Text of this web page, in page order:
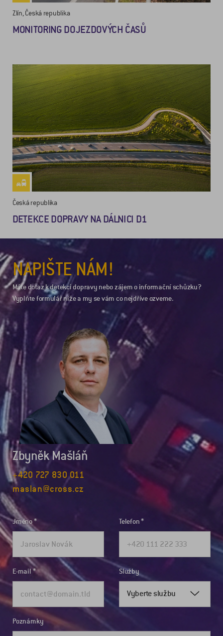
Zlín, Česká republika
MONITORING DOJEZDOVÝCH ČASŮ
Česká republika
DETEKCE DOPRAVY NA DÁLNICI D1
NAPIŠTE NÁM!
Máte dotaz k detekci dopravy nebo zájem o informační schůzku?
Vyplňte formulář níže a my se vám co nejdříve ozveme.
Zbyněk Mašláň
+420 727 830 011
maslan@cross.cz
Jméno Telefon
E-mail Služby
Vyberte službu
Poznámky